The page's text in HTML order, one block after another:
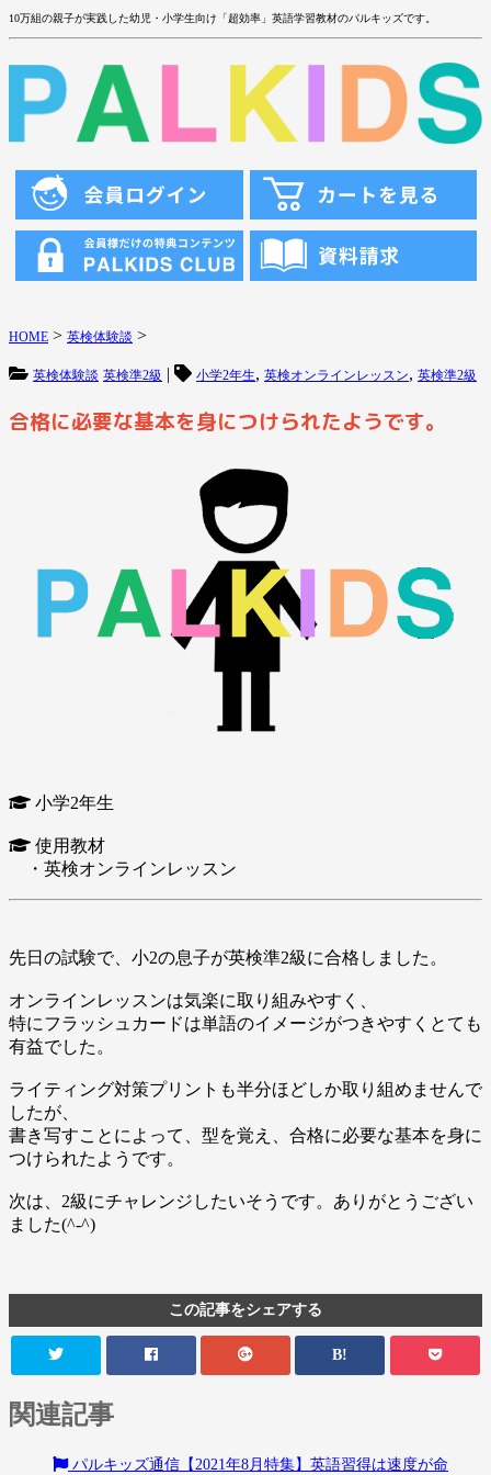
10万組の親子が実践した幼児・小学生向け「超効率」英語学習教材のパルキッズです。
HOME > 英検体験談 >
英検体験談 英検準2級 | 小学2年生, 英検オンラインレッスン, 英検準2級
合格に必要な基本を身につけられたようです。
小学2年生
使用教材
・英検オンラインレッスン
先日の試験で、小2の息子が英検準2級に合格しました。
オンラインレッスンは気楽に取り組みやすく、
特にフラッシュカードは単語のイメージがつきやすくとても
有益でした。
ライティング対策プリントも半分ほどしか取り組めませんで
したが、
書き写すことによって、型を覚え、合格に必要な基本を身に
つけられたようです。
次は、2級にチャレンジしたいそうです。ありがとうござい
ました(^-^)
この記事をシェアする
B!
関連記事
パルキッズ通信【2021年8月特集】英語習得は速度が命